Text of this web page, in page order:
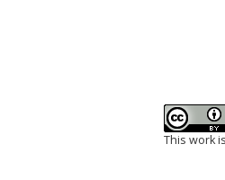
This work